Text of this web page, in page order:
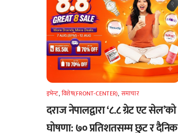
इभेन्ट,विशेष(FRONT-CENTER), समाचार
दराज नेपालद्वारा ‘८.८ ग्रेट एट सेल’को
घोषणा: ७० प्रतिशतसम्म छुट र दैनिक